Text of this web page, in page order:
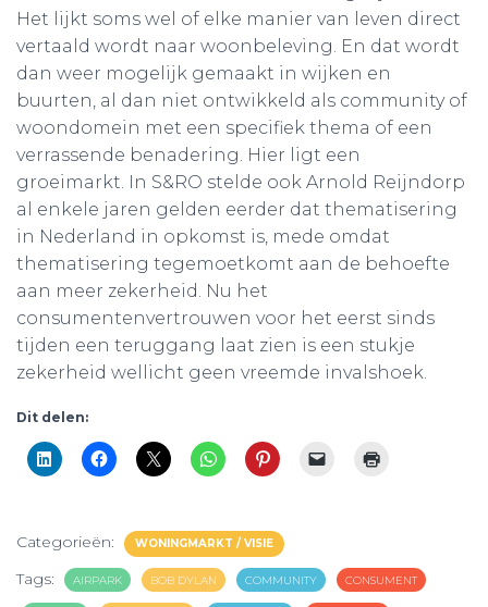
Het lijkt soms wel of elke manier van leven direct
vertaald wordt naar woonbeleving. En dat wordt
dan weer mogelijk gemaakt in wijken en
buurten, al dan niet ontwikkeld als community of
woondomein met een specifiek thema of een
verrassende benadering. Hier ligt een
groeimarkt. In S&RO stelde ook Arnold Reijndorp
al enkele jaren gelden eerder dat thematisering
in Nederland in opkomst is, mede omdat
thematisering tegemoetkomt aan de behoefte
aan meer zekerheid. Nu het
consumentenvertrouwen voor het eerst sinds
tijden een teruggang laat zien is een stukje
zekerheid wellicht geen vreemde invalshoek.
Dit delen:
Categorieën: WONINGMARKT / VISIE
Tags: AIRPARK BOB DYLAN COMMUNITY CONSUMENT